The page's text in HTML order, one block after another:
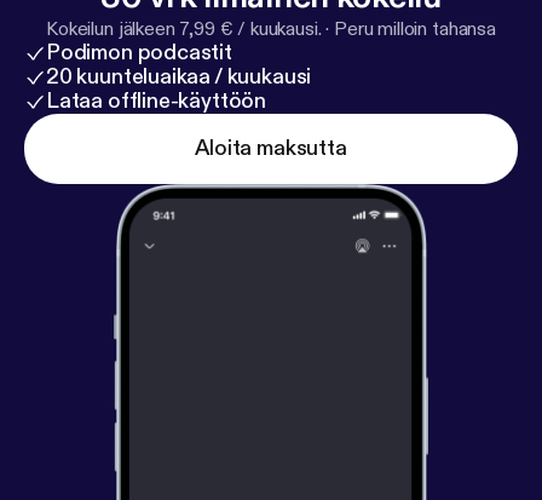
Kokeilun jälkeen 7,99 € / kuukausi. · Peru milloin tahansa
Podimon podcastit
20 kuunteluaikaa / kuukausi
Lataa offline-käyttöön
Aloita maksutta